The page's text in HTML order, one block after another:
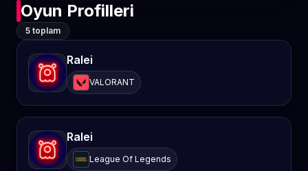
Oyun Profilleri
5 toplam
Ralei
VALORANT
Ralei
League Of Legends